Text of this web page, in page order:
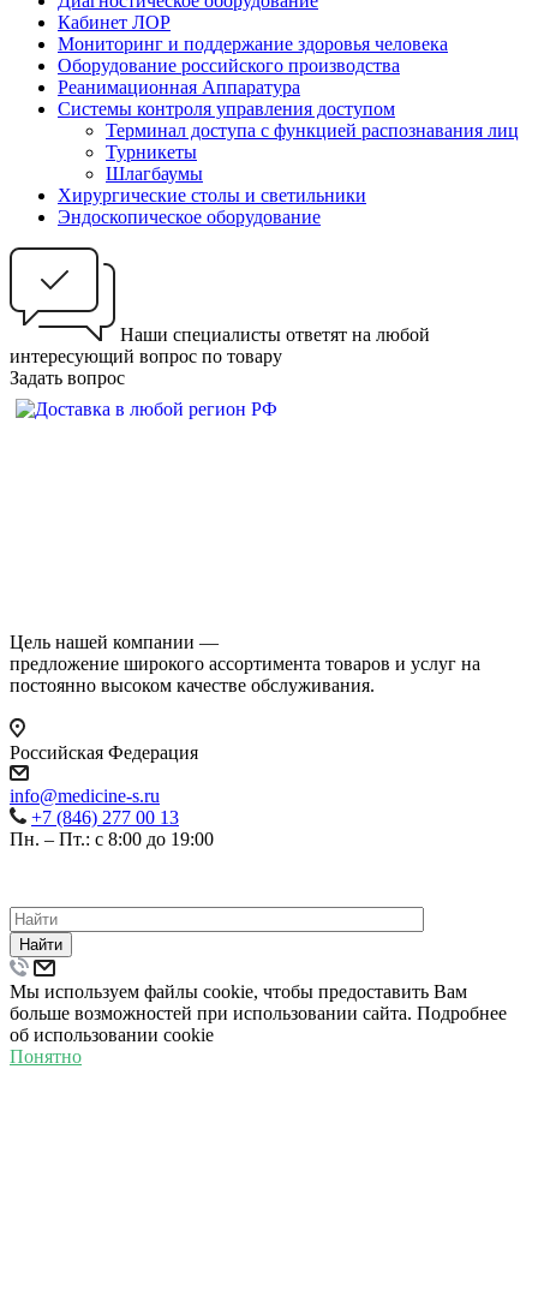
Кабинет ЛОР
Мониторинг и поддержание здоровья человека
Оборудование российского производства
Реанимационная Аппаратура
Системы контроля управления доступом
Терминал доступа с функцией распознавания лиц
Турникеты
Шлагбаумы
Хирургические столы и светильники
Эндоскопическое оборудование
Наши специалисты ответят на любой
интересующий вопрос по товару
Задать вопрос
Цель нашей компании —
предложение широкого ассортимента товаров и услуг на
постоянно высоком качестве обслуживания.
Российская Федерация
info@medicine-s.ru
+7 (846) 277 00 13
Пн. – Пт.: с 8:00 до 19:00
Найти
Мы используем файлы cookie, чтобы предоставить Вам
больше возможностей при использовании сайта. Подробнее
об использовании cookie
Понятно